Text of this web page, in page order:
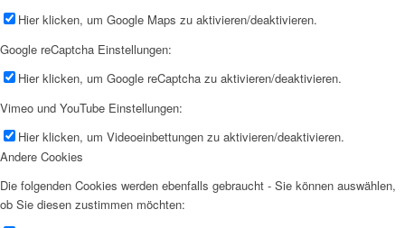
Hier klicken, um Google Maps zu aktivieren/deaktivieren.
Google reCaptcha Einstellungen:
Hier klicken, um Google reCaptcha zu aktivieren/deaktivieren.
Vimeo und YouTube Einstellungen:
Hier klicken, um Videoeinbettungen zu aktivieren/deaktivieren.
Andere Cookies
Die folgenden Cookies werden ebenfalls gebraucht - Sie können auswählen,
ob Sie diesen zustimmen möchten: